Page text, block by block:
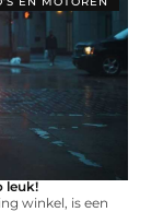
leuk!
winkel, is een